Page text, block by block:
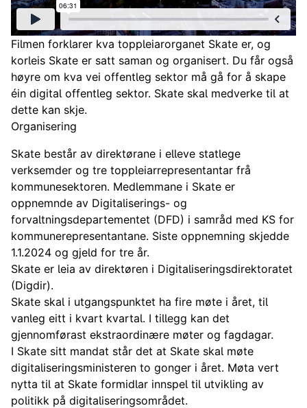
Filmen forklarer kva toppleiarorganet Skate er, og
korleis Skate er satt saman og organisert. Du får også
høyre om kva vei offentleg sektor må gå for å skape
éin digital offentleg sektor. Skate skal medverke til at
dette kan skje.
Organisering
Skate består av direktørane i elleve statlege
verksemder og tre toppleiarrepresentantar frå
kommunesektoren. Medlemmane i Skate er
oppnemnde av Digitaliserings- og
forvaltningsdepartementet (DFD) i samråd med KS for
kommunerepresentantane. Siste oppnemning skjedde
1.1.2024 og gjeld for tre år.
Skate er leia av direktøren i Digitaliseringsdirektoratet
(Digdir).
Skate skal i utgangspunktet ha fire møte i året, til
vanleg eitt i kvart kvartal. I tillegg kan det
gjennomførast ekstraordinære møter og fagdagar.
I Skate sitt mandat står det at Skate skal møte
digitaliseringsministeren to gonger i året. Møta vert
nytta til at Skate formidlar innspel til utvikling av
politikk på digitaliseringsområdet.